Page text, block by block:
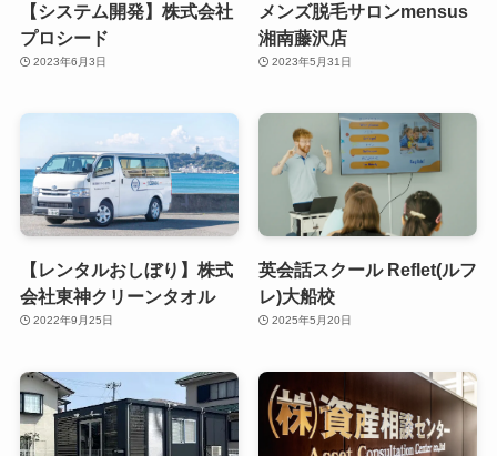
【システム開発】株式会社
プロシード
2023年6月3日
メンズ脱毛サロンmensus
湘南藤沢店
2023年5月31日
【レンタルおしぼり】株式
会社東神クリーンタオル
2022年9月25日
英会話スクール Reflet(ルフ
レ)大船校
2025年5月20日